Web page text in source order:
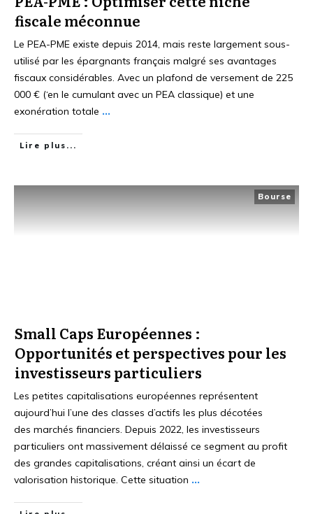
fiscale méconnue
Le PEA-PME existe depuis 2014, mais reste largement sous-
utilisé par les épargnants français malgré ses avantages
fiscaux considérables. Avec un plafond de versement de 225
000 € (‘en le cumulant avec un PEA classique) et une
exonération totale ...
Lire plus...
Bourse
Small Caps Européennes :
Opportunités et perspectives pour les
investisseurs particuliers
Les petites capitalisations européennes représentent
aujourd’hui l’une des classes d’actifs les plus décotées
des marchés financiers. Depuis 2022, les investisseurs
particuliers ont massivement délaissé ce segment au profit
des grandes capitalisations, créant ainsi un écart de
valorisation historique. Cette situation ...